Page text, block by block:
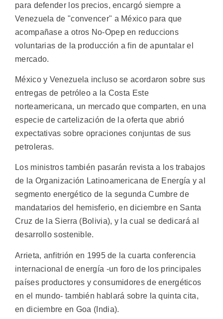
para defender los precios, encargó siempre a
Venezuela de "convencer" a México para que
acompañase a otros No-Opep en reduccions
voluntarias de la producción a fin de apuntalar el
mercado.
México y Venezuela incluso se acordaron sobre sus
entregas de petróleo a la Costa Este
norteamericana, un mercado que comparten, en una
especie de cartelización de la oferta que abrió
expectativas sobre opraciones conjuntas de sus
petroleras.
Los ministros también pasarán revista a los trabajos
de la Organización Latinoamericana de Energía y al
segmento energético de la segunda Cumbre de
mandatarios del hemisferio, en diciembre en Santa
Cruz de la Sierra (Bolivia), y la cual se dedicará al
desarrollo sostenible.
Arrieta, anfitrión en 1995 de la cuarta conferencia
internacional de energía -un foro de los principales
países productores y consumidores de energéticos
en el mundo- también hablará sobre la quinta cita,
en diciembre en Goa (India).